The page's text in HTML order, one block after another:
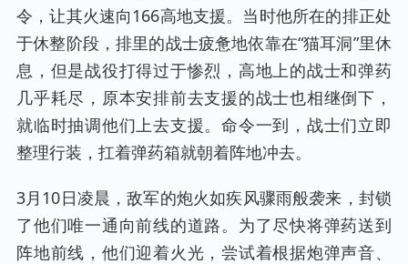
令，让其火速向166高地支援。当时他所在的排正处
于休整阶段，排里的战士疲惫地依靠在“猫耳洞”里休
息，但是战役打得过于惨烈，高地上的战士和弹药
几乎耗尽，原本安排前去支援的战士也相继倒下，
就临时抽调他们上去支援。命令一到，战士们立即
整理行装，扛着弹药箱就朝着阵地冲去。
3月10日凌晨，敌军的炮火如疾风骤雨般袭来，封锁
了他们唯一通向前线的道路。为了尽快将弹药送到
阵地前线，他们迎着火光，尝试着根据炮弹声音、